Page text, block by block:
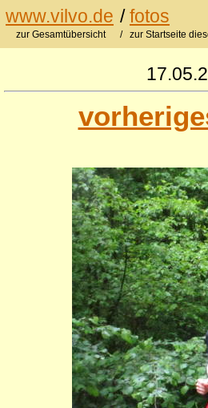
www.vilvo.de /fotos
zur Gesamtübersicht / zur Startseite